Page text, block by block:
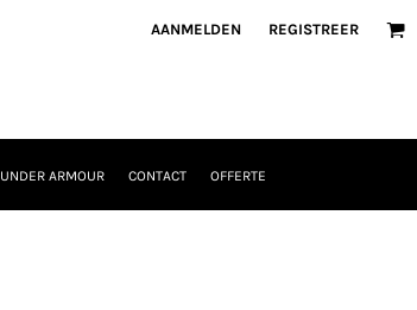
AANMELDEN REGISTREER
UNDER ARMOUR CONTACT OFFERTE